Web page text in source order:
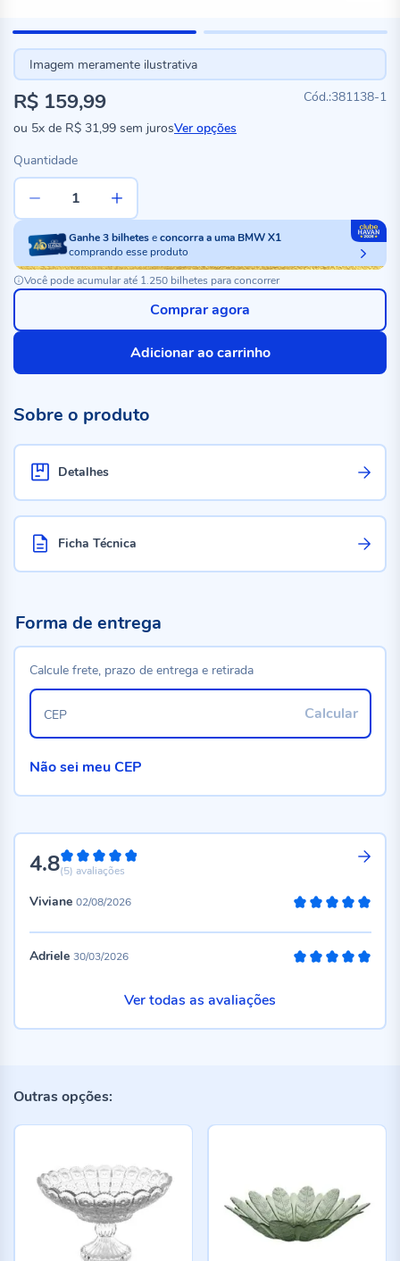
Imagem meramente ilustrativa
381138-1
R$ 159,99
ou 5x de R$ 31,99 sem jurosVer opções
Quantidade
Ganhe3bilheteseconcorra a uma BMW X1
comprando esse produto
Você pode acumular até 1.250 bilhetes para concorrer
Adicionar ao carrinho
Comprar agora
Sobre o produto
Detalhes
Ficha Técnica
4.896%
(5) avaliações
Viviane 02/08/2026
Adriele 30/03/2026
Ver todas as avaliações
Forma de entrega
Calcule frete, prazo de entrega e retirada
Calcular
CEP
Não sei meu CEP
Outras opções: